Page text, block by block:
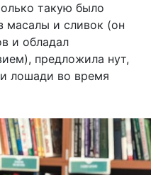
такую было
масалы и сливок (он
и обладал
предложила нут,
лошади во время